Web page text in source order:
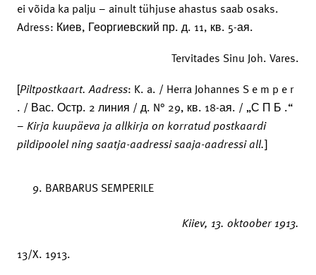
ei võida ka palju – ainult tühjuse ahastus saab osaks.
Adress: Киев, Георгиевский пр. д. 11, кв. 5-ая.
Tervitades Sinu Joh. Vares.
[Piltpostkaart. Aadress: K. a. / Herra Johannes S e m p e r
. / Вас. Остр. 2 линия / д. N° 29, кв. 18-ая. / „С П Б .“
– Kirja kuupäeva ja allkirja on korratud postkaardi
pildipoolel ning saatja-aadressi saaja-aadressi all.]
BARBARUS SEMPERILE
Kiiev, 13. oktoober 1913.
13/X. 1913.